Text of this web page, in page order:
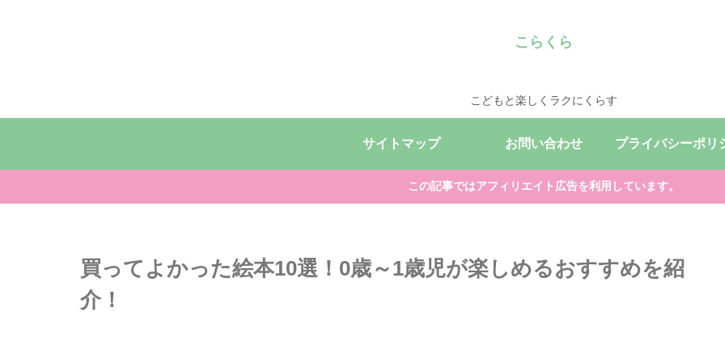
こらくら
こどもと楽しくラクにくらす
サイトマップ お問い合わせ
この記事ではアフィリエイト広告を利用しています。
買ってよかった絵本10選！0歳～1歳児が楽しめるおすすめを紹
介！